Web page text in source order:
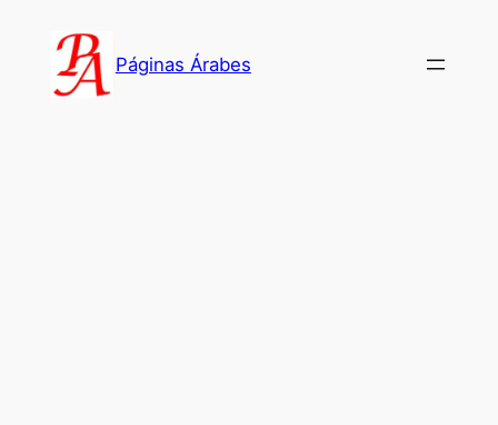
contenido
Páginas Árabes